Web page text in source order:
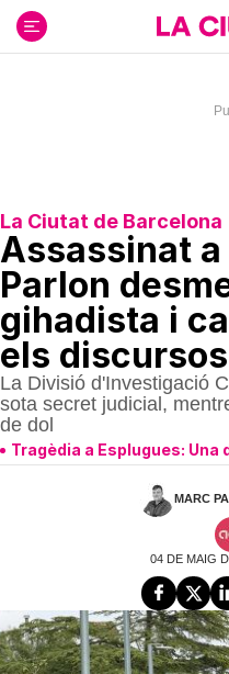
contenido
La Ciutat de Barcelona
Assassinat
Parlon
gihadista i
els discursos
La Divisió d'Investigació
sota secret judicial,
de dol
Tragèdia a Esplugues:
MARC
04 DE MAIG